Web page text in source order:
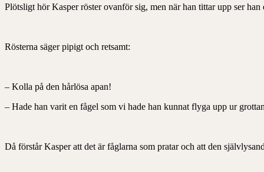
Plötsligt hör Kasper röster ovanför sig, men när han tittar upp ser
Rösterna säger pipigt och retsamt:
– Kolla på den hårlösa apan!
– Hade han varit en fågel som vi hade han kunnat flyga upp ur
Då förstår Kasper att det är fåglarna som pratar och att den